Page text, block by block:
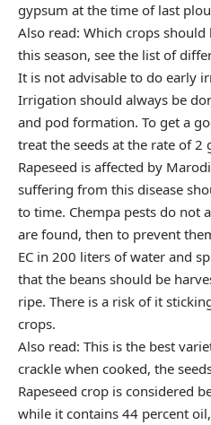
gypsum at the time of last
Also read: Which crops
this season, see the list of
It is not advisable to do early
Irrigation should always be
and pod formation. To get a
treat the seeds at the rate of 2
Rapeseed is affected by
suffering from this disease
to time. Chempa pests do not
are found, then to prevent
EC in 200 liters of water and
that the beans should be
ripe. There is a risk of it
crops.
Also read: This is the best
crackle when cooked, the
Rapeseed crop is considered
while it contains 44 percent